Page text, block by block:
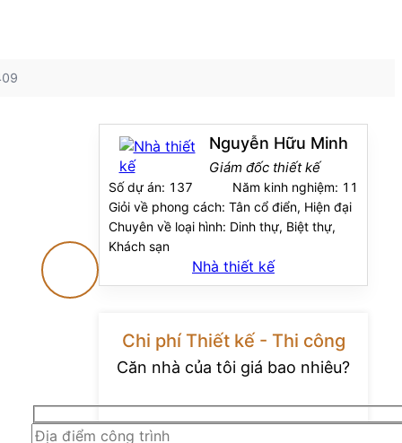
Nguyễn Hữu Minh
Giám đốc thiết kế
Số dự án: 137 Năm kinh nghiệm: 11
Giỏi về phong cách: Tân cổ điển, Hiện đại
Chuyên về loại hình: Dinh thự, Biệt thự,
Khách sạn
Nhà thiết kế
Chi phí Thiết kế - Thi công
Căn nhà của tôi giá bao nhiêu?